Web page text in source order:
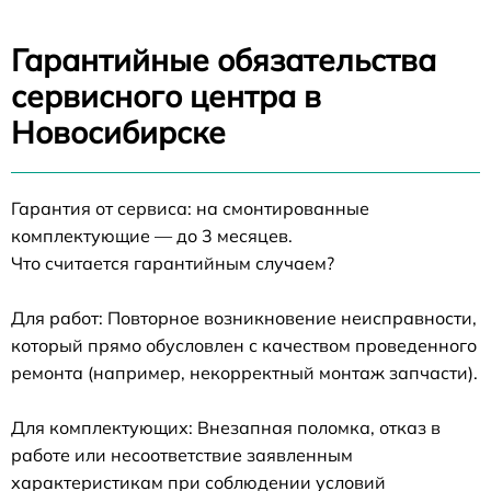
Гарантийные обязательства
сервисного центра в
Новосибирске
Гарантия от сервиса: на смонтированные
комплектующие — до 3 месяцев.
Что считается гарантийным случаем?
Для работ: Повторное возникновение неисправности,
который прямо обусловлен с качеством проведенного
ремонта (например, некорректный монтаж запчасти).
Для комплектующих: Внезапная поломка, отказ в
работе или несоответствие заявленным
характеристикам при соблюдении условий